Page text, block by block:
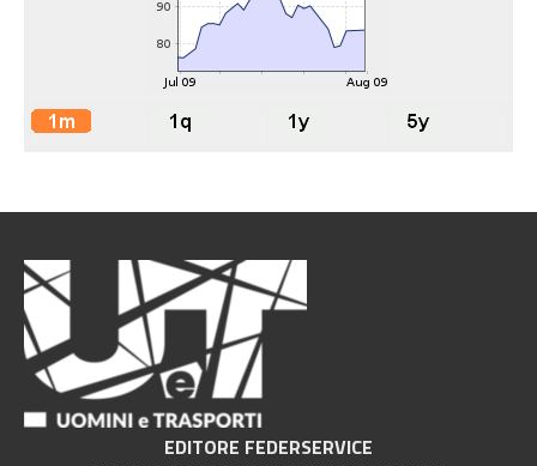
EDITORE FEDERSERVICE